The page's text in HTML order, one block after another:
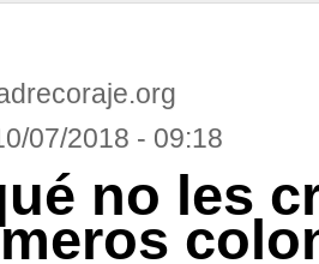
07/2018 - 09:18
no les